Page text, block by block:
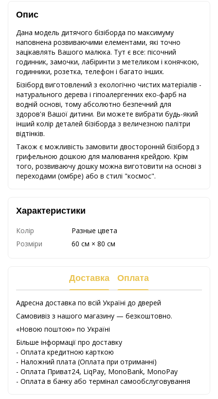
Опис
Дана модель дитячого бізіборда по максимуму
наповнена розвиваючими елементами, які точно
зацікавлять Вашого малюка. Тут є все: пісочний
годинник, замочки, лабіринти з метеликом і конячкою,
годинники, розетка, телефон і багато інших.
Бізіборд виготовлений з екологічно чистих матеріалів -
натурального дерева і гіпоалергенних еко-фарб на
водній основі, тому абсолютно безпечний для
здоров'я Вашої дитини. Ви можете вибрати будь-який
інший колір деталей бізіборда з величезною палітри
відтінків.
Також є можливість замовити двосторонній бізіборд з
грифельною дошкою для малювання крейдою. Крім
того, розвиваючу дошку можна виготовити на основі з
переходами (омбре) або в стилі "космос".
Характеристики
Колір
Разные цвета
Розміри
60 см × 80 см
Доставка Оплата
Адресна доставка по всій Україні до дверей
Самовивіз з нашого магазину — безкоштовно.
«Новою поштою» по Україні
Більше інформації про доставку
- Оплата кредитною карткою
- Наложний плата (Оплата при отриманні)
- Оплата Приват24, LiqPay, MonoBank, MonoPay
- Оплата в банку або термінал самообслуговування